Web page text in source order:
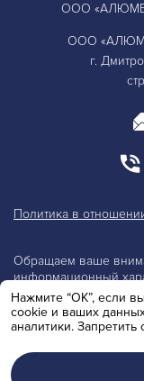
ООО
ООО
г.
Политика в
Обращаем ваше
информационный
является публичной
Статьи 437
Производитель
Нажмите “ОК”, если
cookie и ваших
аналитики.